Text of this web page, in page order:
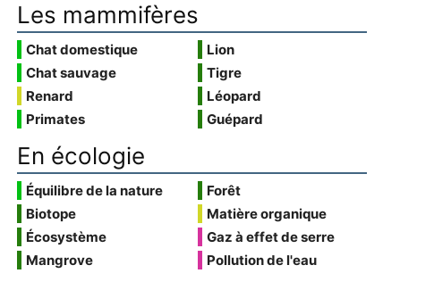
Les mammifères
Chat domestique
Chat sauvage
Renard
Primates
Lion
Tigre
Léopard
Guépard
En écologie
Équilibre de la nature
Biotope
Écosystème
Mangrove
Forêt
Matière organique
Gaz à effet de serre
Pollution de l'eau